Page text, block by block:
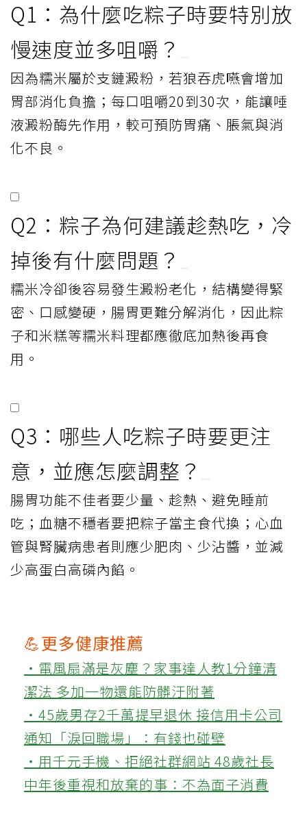
Q1：為什麼吃粽子時要特別放
慢速度並多咀嚼？
因為糯米屬於支鏈澱粉，若狼吞虎嚥會增加
胃部消化負擔；每口咀嚼20到30次，能讓唾
液澱粉酶先作用，較可預防胃痛、脹氣與消
化不良。
Q2：粽子為何建議趁熱吃，冷
掉後有什麼問題？
糯米冷卻後容易發生澱粉老化，結構變得緊
密、口感變硬，腸胃更難分解消化，因此粽
子和米糕等糯米料理都應徹底加熱後再食
用。
Q3：哪些人吃粽子時要更注
意，並應怎麼調整？
腸胃功能不佳者要少量、趁熱、避免睡前
吃；血糖不穩者要把粽子當主食代換；心血
管與腎臟病患者則應少肥肉、少沾醬，並減
少高蛋白高磷內餡。
💪更多健康推薦
‧電風扇滿是灰塵？家事達人教1分鐘清
潔法 多加一物還能防髒汙附著
‧45歲男存2千萬提早退休 接信用卡公司
通知「淚回職場」：有錢也碰壁
‧用千元手機、拒絕社群網站 48歲社長
中年後重視和放棄的事：不為面子消費